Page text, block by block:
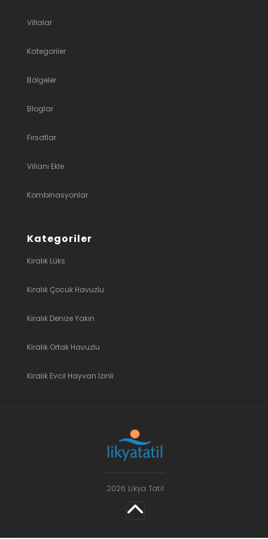
Villalar
Kategoriler
Bölgeler
Bloglar
Fırsatlar
Villanı Ekle
Kombinasyonlar
Kategoriler
Kiralık Lüks
Kiralık Çocuk Havuzlu
Kiralık Denize Yakın
Kiralık Ortak Havuzlu
Kiralık Evcil Hayvan İzinli
2026 Likya Tatil